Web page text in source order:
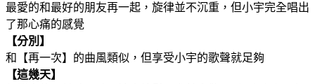
最愛的和最好的朋友再一起，旋律並不沉重，但小宇完全唱出
了那心痛的感覺
【分別】
和【再一次】的曲風類似，但享受小宇的歌聲就足夠
【這幾天】